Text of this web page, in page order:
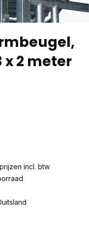
2 meter
incl. btw